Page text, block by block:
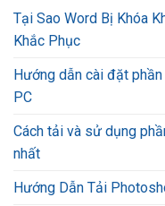
Tại Sao Word Bị Khóa
Khắc Phục
Hướng dẫn cài đặt
PC
Cách tải và sử dụng
nhất
Hướng Dẫn Tải